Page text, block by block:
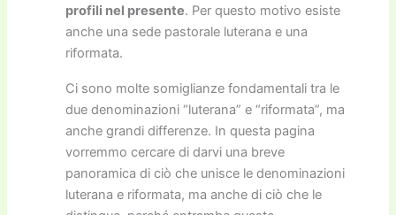
profili nel presente. Per questo motivo esiste
anche una sede pastorale luterana e una
riformata.
Ci sono molte somiglianze fondamentali tra le
due denominazioni “luterana” e “riformata”, ma
anche grandi differenze. In questa pagina
vorremmo cercare di darvi una breve
panoramica di ciò che unisce le denominazioni
luterana e riformata, ma anche di ciò che le